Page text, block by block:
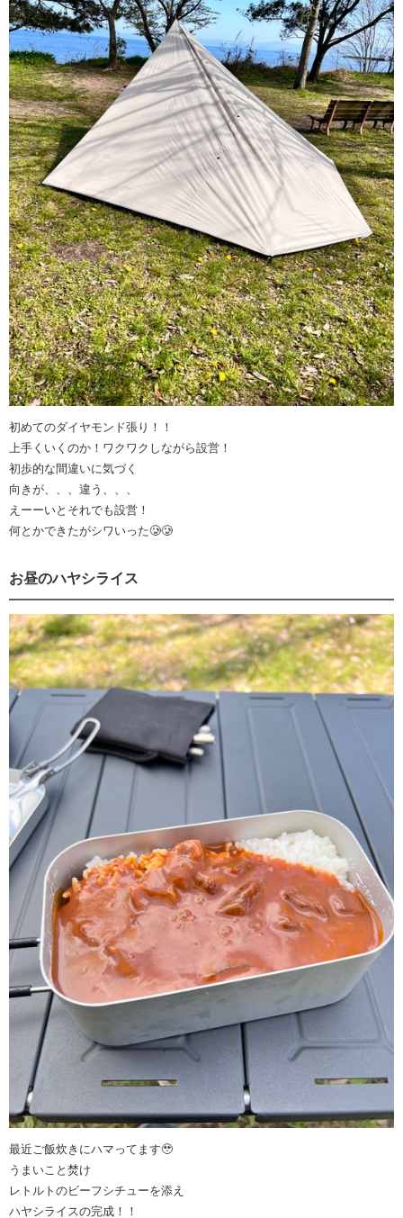
初めてのダイヤモンド張り！！
上手くいくのか！ワクワクしながら設営！
初歩的な間違いに気づく
向きが、、、違う、、、
えーーいとそれでも設営！
何とかできたがシワいった🥲🥲
お昼のハヤシライス
最近ご飯炊きにハマってます🥹
うまいこと焚け
レトルトのビーフシチューを添え
ハヤシライスの完成！！